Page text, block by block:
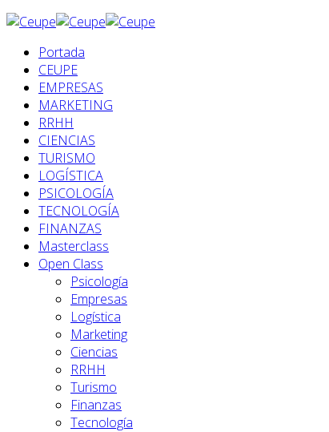
Portada
CEUPE
EMPRESAS
MARKETING
RRHH
CIENCIAS
TURISMO
LOGÍSTICA
PSICOLOGÍA
TECNOLOGÍA
FINANZAS
Masterclass
Open Class
Psicología
Empresas
Logística
Marketing
Ciencias
RRHH
Turismo
Finanzas
Tecnología